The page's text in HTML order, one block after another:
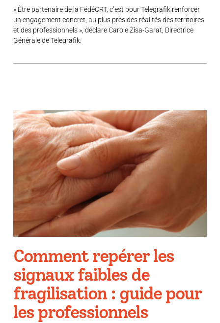
« Être partenaire de la FédéCRT, c’est pour Telegrafik renforcer
un engagement concret, au plus près des réalités des territoires
et des professionnels », déclare Carole Zisa-Garat, Directrice
Générale de Telegrafik.
Comment repérer les
signaux faibles de
fragilisation : guide pour
les professionnels